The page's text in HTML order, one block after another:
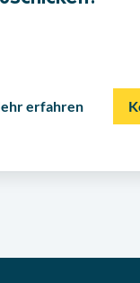
erfahren